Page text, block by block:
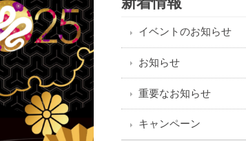
イベントのお知らせ
お知らせ
重要なお知らせ
キャンペーン